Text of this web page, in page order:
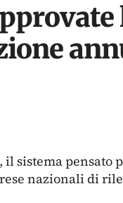
, il sistema pensato
nazionali di